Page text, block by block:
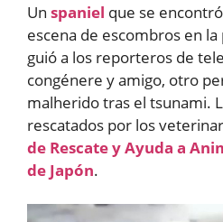
Un spaniel que se
escena de escombros en
guió a los reporteros de
congénere y amigo, otro
malherido tras el tsunami.
rescatados por los
de Rescate y Ayuda a
de Japón.